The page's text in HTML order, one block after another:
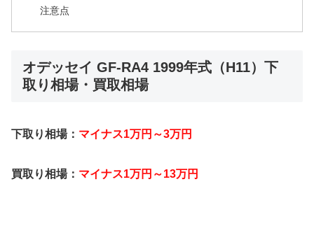
注意点
オデッセイ GF-RA4 1999年式（H11）下
取り相場・買取相場
下取り相場： マイナス1万円～3万円
買取り相場： マイナス1万円～13万円